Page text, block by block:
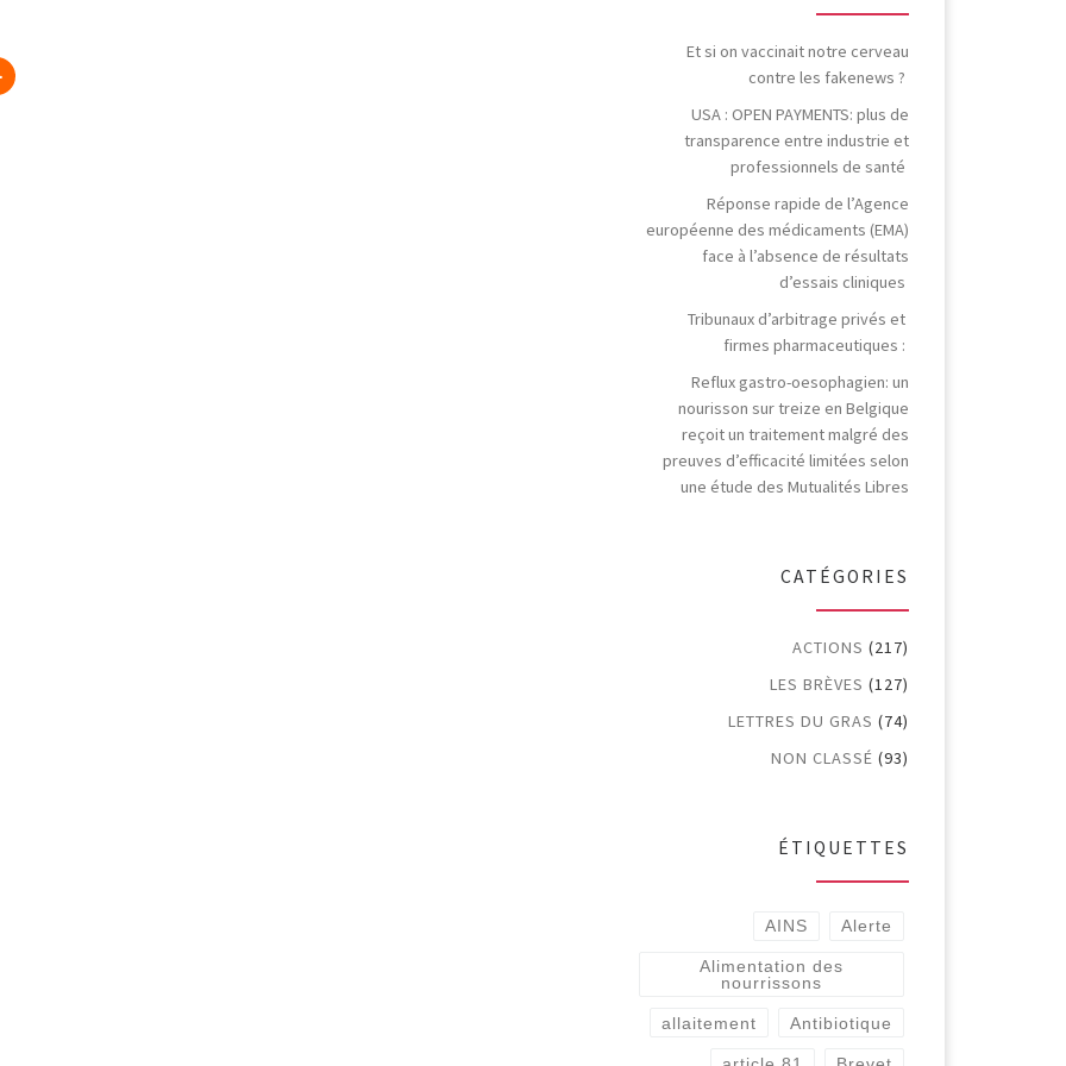
Et si on vaccinait notre cerveau
contre les fakenews ?
USA : OPEN PAYMENTS: plus de
transparence entre industrie et
professionnels de santé
Réponse rapide de l’Agence
européenne des médicaments (EMA)
face à l’absence de résultats
d’essais cliniques
Tribunaux d’arbitrage privés et
firmes pharmaceutiques :
Reflux gastro-oesophagien: un
nourisson sur treize en Belgique
reçoit un traitement malgré des
preuves d’efficacité limitées selon
une étude des Mutualités Libres
CATÉGORIES
ACTIONS (217)
LES BRÈVES (127)
LETTRES DU GRAS (74)
NON CLASSÉ (93)
ÉTIQUETTES
AINS Alerte
Alimentation des
nourrissons
allaitement Antibiotique